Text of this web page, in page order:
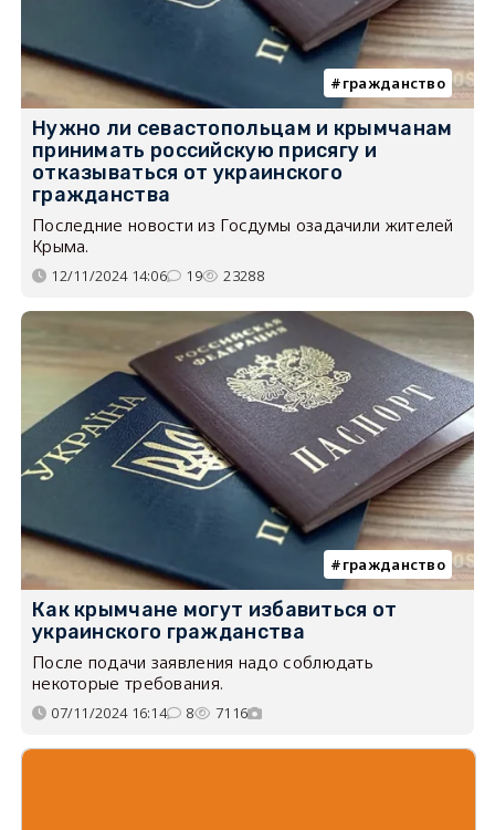
гражданство
Нужно ли севастопольцам и крымчанам
принимать российскую присягу и
отказываться от украинского
гражданства
Последние новости из Госдумы озадачили жителей
Крыма.
12/11/2024 14:06 19 23288
гражданство
Как крымчане могут избавиться от
украинского гражданства
После подачи заявления надо соблюдать
некоторые требования.
07/11/2024 16:14 8 7116